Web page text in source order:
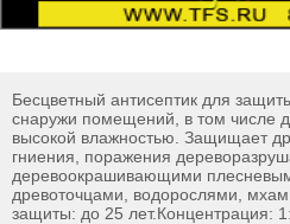
Бесцветный антисептик для
снаружи помещений, в том числе
высокой влажностью. Защищает
гниения, поражения
деревоокрашивающими
древоточцами, водорослями,
защиты: до 25 лет.Концентрация: